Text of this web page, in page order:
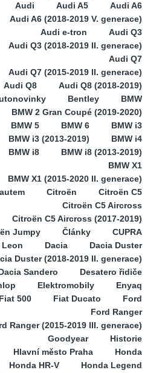
Audi
Audi A5
Audi A6
Audi A6 (2018-2019 V. generace)
Audi e-tron
Audi Q3
Audi Q3 (2018-2019 II. generace)
Audi Q7
Audi Q7 (2015-2019 II. generace)
Audi Q8
Audi Q8 (2018-2019)
Bentley
BMW
BMW 2 Gran Coupé (2019-2020)
BMW 5
BMW 6
BMW i3
BMW i3 (2013-2019)
BMW i4
BMW i8
BMW i8 (2013-2019)
BMW X1
BMW X1 (2015-2020 II. generace)
Citroën
Citroën C5
Citroën C5 Aircross
Citroën C5 Aircross (2017-2019)
Jumpy
Články
CUPRA
Leon
Dacia
Dacia Duster
Duster (2018-2019 II. generace)
Sandero
Desatero řidiče
Elektromobily
Enyaq
Fiat 500 Fiat Ducato
Ford
Ford Ranger
Ranger (2015-2019 III. generace)
Goodyear
Historie
Hlavní město Praha
Honda
Honda HR-V
Honda Legend